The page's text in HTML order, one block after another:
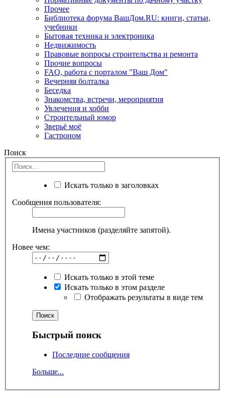
Прочее
Библиотека форума ВашДом.RU: книги, статьи,
учебники
Бытовая техника и электроника
Недвижимость
Правовые вопросы строительства и ремонта
Прочие вопросы
FAQ, работа с порталом "Ваш Дом"
Вечерняя болталка
Беседка
Знакомства, встречи, мероприятия
Увлечения и хобби
Строительный юмор
Зверьё моё
Гастроном
Поиск
Искать только в заголовках
Сообщения пользователя:
Имена участников (разделяйте запятой).
Новее чем:
Искать только в этой теме
Искать только в этом разделе
Отображать результаты в виде тем
Быстрый поиск
Последние сообщения
Больше...